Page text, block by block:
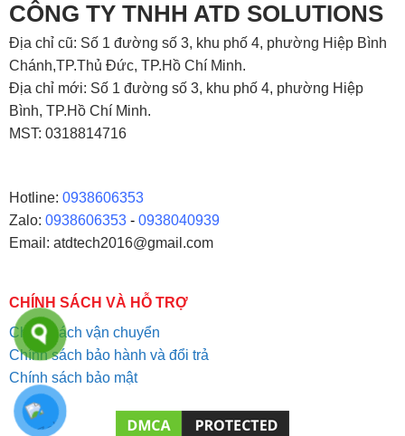
CÔNG TY TNHH ATD SOLUTIONS
Địa chỉ cũ: Số 1 đường số 3, khu phố 4, phường Hiệp Bình
Chánh,TP.Thủ Đức, TP.Hồ Chí Minh.
Địa chỉ mới: Số 1 đường số 3, khu phố 4, phường Hiệp
Bình, TP.Hồ Chí Minh.
MST: 0318814716
Hotline: 0938606353
Zalo: 0938606353 -0938040939
Email: atdtech2016@gmail.com
CHÍNH SÁCH VÀ HỖ TRỢ
Chính sách vận chuyển
Chính sách bảo hành và đổi trả
Chính sách bảo mật